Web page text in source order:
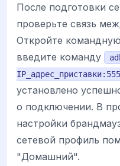
После подготовки
проверьте связь
Откройте
введите команду
установлено
о подключении. В
настройки
сетевой профиль
"Домашний".